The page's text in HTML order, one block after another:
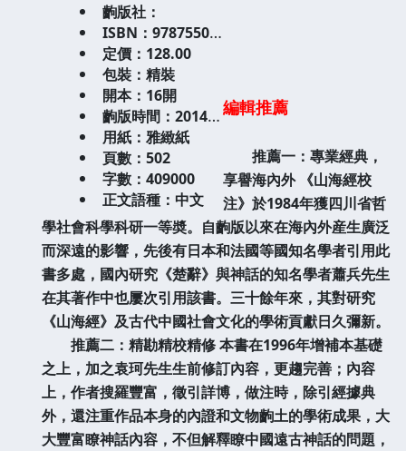
齣版社：
ISBN：9787550225640
定價：128.00
包裝：精裝
開本：16開
齣版時間：2014-04-01
用紙：雅緻紙
頁數：502
字數：409000
正文語種：中文
編輯推薦
推薦一：專業經典，
享譽海內外 《山海經校
注》於1984年獲四川省哲
學社會科學科研一等奬。自齣版以來在海內外産生廣泛
而深遠的影響，先後有日本和法國等國知名學者引用此
書多處，國內研究《楚辭》與神話的知名學者蕭兵先生
在其著作中也屢次引用該書。三十餘年來，其對研究
《山海經》及古代中國社會文化的學術貢獻日久彌新。
推薦二：精勘精校精修 本書在1996年增補本基礎
之上，加之袁珂先生生前修訂內容，更趨完善；內容
上，作者搜羅豐富，徵引詳博，做注時，除引經據典
外，還注重作品本身的內證和文物齣土的學術成果，大
大豐富瞭神話內容，不但解釋瞭中國遠古神話的問題，